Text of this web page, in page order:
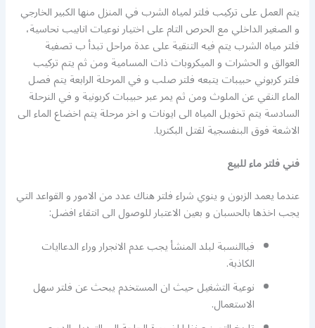
يتم العمل على تركيب فلتر لمياه الشرب في المنزل منها الكبير الخارجي
و الصغير الداخلي مع الحرص التام على اختيار نوعيات انابيب نحاسية،
فلتر مياه الشرب يتم فيه التنقية على عدة مراحل تبدأ ب تصفية
العوالق و الحشرات و الميكروبات ذات المسامية ومن ثم يتم تركيب
فلتر كربوني حبيبات يتبعه فلتر صلب و في المرحلة الرابعة يتم فصل
الماء النقي عن الملوث ومن ثم يمر عبر حبيبات كربونية و في النرحلة
السادسة يتم تخويل المياه الى ايونات و اخر مرحلة يتم اخضاع الماء الى
الاشعة فوق البنفسجية لقتل البكتريا.
فني فلتر ماء للبيع
عندما يعمد الزبون و ينوي شراء فلتر هناك عدد من الامور و القواعد التي
يجب اخذها بالحسبان و بعين الاعتبار للوصول الى انتقاء افضل:
فباالنسبة لبلد المنشأ يجب عدم الانجرار وراء الدعاايات
الكاذبة.
نوعية التشغيل حيث ان المستخدم يبحث عن فلتر سهل
الاستعمال.